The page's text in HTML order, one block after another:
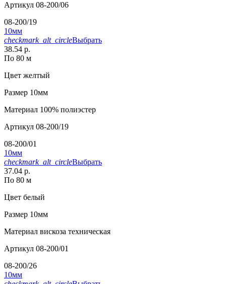
Артикул 08-200/06
08-200/19
10мм
checkmark_alt_circleВыбрать
38.54 р.
По 80 м
Цвет желтый
Размер 10мм
Материал 100% полиэстер
Артикул 08-200/19
08-200/01
10мм
checkmark_alt_circleВыбрать
37.04 р.
По 80 м
Цвет белый
Размер 10мм
Материал вискоза техническая
Артикул 08-200/01
08-200/26
10мм